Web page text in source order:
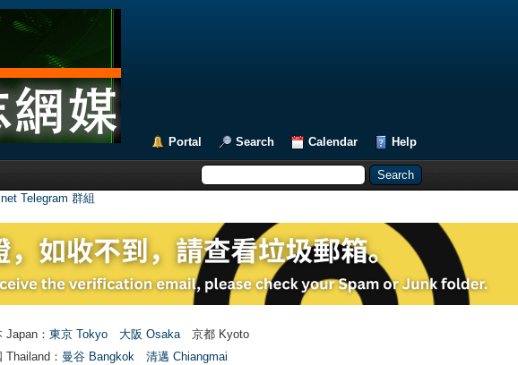
Portal Search Calendar Help
Telegram 群組
Japan： 東京 Tokyo 大阪 Osaka 京都 Kyoto
Thailand： 曼谷 Bangkok
清邁 Chiangmai